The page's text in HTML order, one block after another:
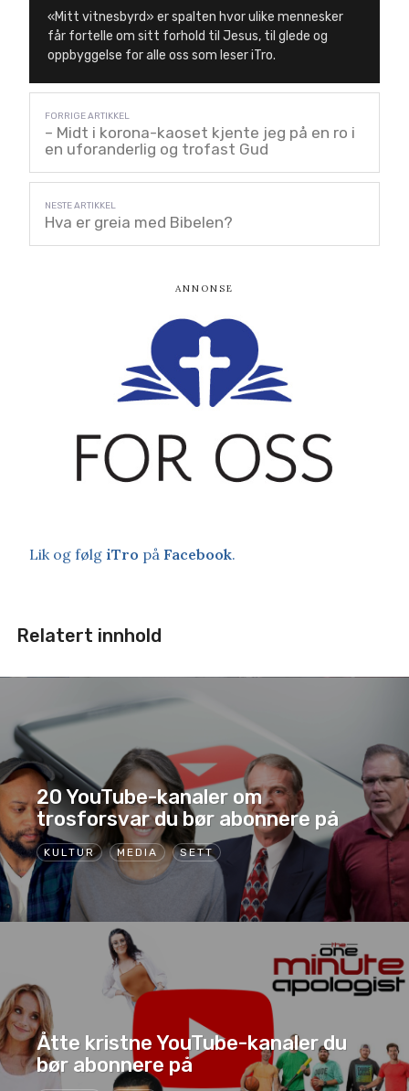
«Mitt vitnesbyrd» er spalten hvor ulike mennesker
får fortelle om sitt forhold til Jesus, til glede og
oppbyggelse for alle oss som leser iTro.
– Midt i korona-kaoset kjente jeg på en ro i
en uforanderlig og trofast Gud
Hva er greia med Bibelen?
Lik og følg iTro på Facebook.
Relatert innhold
KULTUR MEDIA SETT
20 YouTube-kanaler om
trosforsvar du bør abonnere på
Åtte kristne YouTube-kanaler du
bør abonnere på